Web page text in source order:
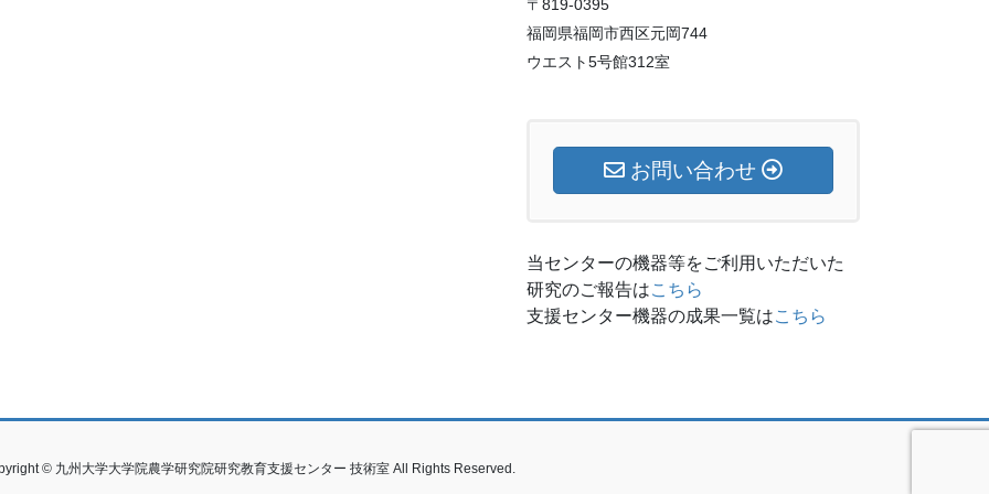
〒819-0395
福岡県福岡市西区元岡744
ウエスト5号館312室
お問い合わせ
当センターの機器等をご利用いただいた
研究のご報告はこちら
支援センター機器の成果一覧はこちら
© 九州大学大学院農学研究院研究教育支援センター 技術室 All Rights Reserved.